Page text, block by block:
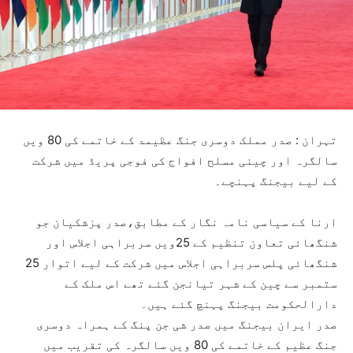
تہران : صدر مملک دوسری جنگ عظیمد کے خاتمے کی 80 ویں
سالگرہ اور چینی مسلح افواج کی فوجی پریڈ میں شرکت
کے لیے بیجنگ پہنچے۔
ارنا کے سیاسی نامہ نگار کے مطابق،صدر پزشکیان جو
شنگھائی تعاون تنظیم کے 25ویں سربراہی اجلاس اور
شنگھائی پلس سربراہی اجلاس میں شرکت کے لیے اتوار 25
ستمبر سے چین کے شہر تیانجن گئے تھے اس ملک کے
دارالحکومت بیجنگ پہنچ گئے ہیں۔
صدر ایران بیجنگ میں صدر شی جن پنگ کے ہمراہ دوسری
جنگ عظیم کے خاتمے کی 80 ویں سالگرہ کی تقریب میں